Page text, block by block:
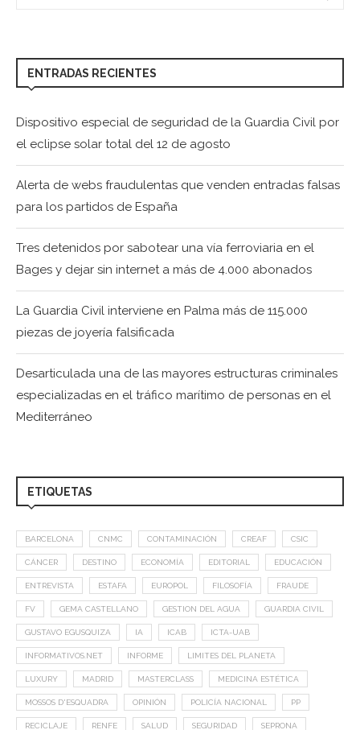
ENTRADAS RECIENTES
Dispositivo especial de seguridad de la Guardia Civil por
el eclipse solar total del 12 de agosto
Alerta de webs fraudulentas que venden entradas falsas
para los partidos de España
Tres detenidos por sabotear una vía ferroviaria en el
Bages y dejar sin internet a más de 4.000 abonados
La Guardia Civil interviene en Palma más de 115.000
piezas de joyería falsificada
Desarticulada una de las mayores estructuras criminales
especializadas en el tráfico marítimo de personas en el
Mediterráneo
ETIQUETAS
BARCELONA CNMC CONTAMINACIÓN CREAF CSIC
CÁNCER DESTINO ECONOMÍA EDITORIAL EDUCACIÓN
ENTREVISTA ESTAFA EUROPOL FILOSOFÍA FRAUDE
FV GEMA CASTELLANO GESTION DEL AGUA GUARDIA CIVIL
GUSTAVO EGUSQUIZA IA ICAB ICTA-UAB
INFORMATIVOS.NET INFORME LIMITES DEL PLANETA
LUXURY MADRID MASTERCLASS MEDICINA ESTÉTICA
MOSSOS D'ESQUADRA OPINIÓN POLICÍA NACIONAL PP
RECICLAJE RENFE SALUD SEGURIDAD SEPRONA